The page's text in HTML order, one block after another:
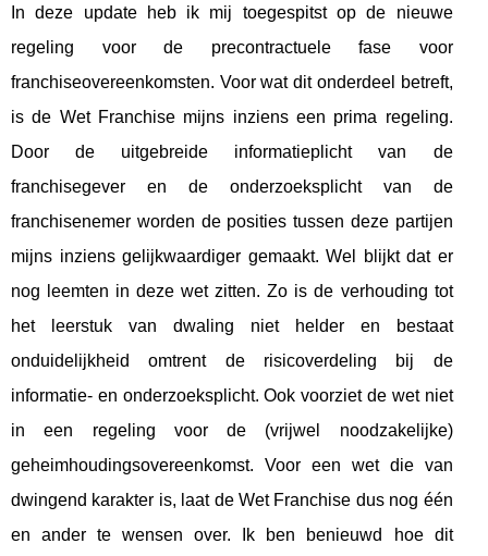
In deze update heb ik mij toegespitst op de nieuwe
regeling voor de precontractuele fase voor
franchiseovereenkomsten. Voor wat dit onderdeel betreft,
is de Wet Franchise mijns inziens een prima regeling.
Door de uitgebreide informatieplicht van de
franchisegever en de onderzoeksplicht van de
franchisenemer worden de posities tussen deze partijen
mijns inziens gelijkwaardiger gemaakt. Wel blijkt dat er
nog leemten in deze wet zitten. Zo is de verhouding tot
het leerstuk van dwaling niet helder en bestaat
onduidelijkheid omtrent de risicoverdeling bij de
informatie- en onderzoeksplicht. Ook voorziet de wet niet
in een regeling voor de (vrijwel noodzakelijke)
geheimhoudingsovereenkomst. Voor een wet die van
dwingend karakter is, laat de Wet Franchise dus nog één
en ander te wensen over. Ik ben benieuwd hoe dit